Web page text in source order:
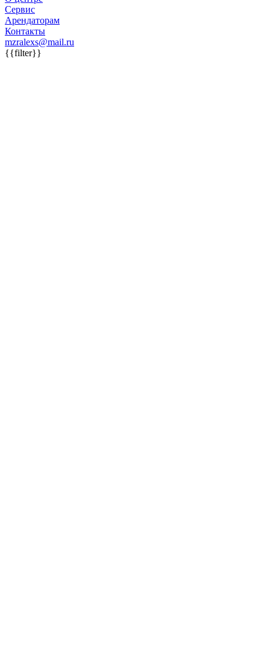
Сервис
Арендаторам
Контакты
mzralexs@mail.ru
{{filter}}